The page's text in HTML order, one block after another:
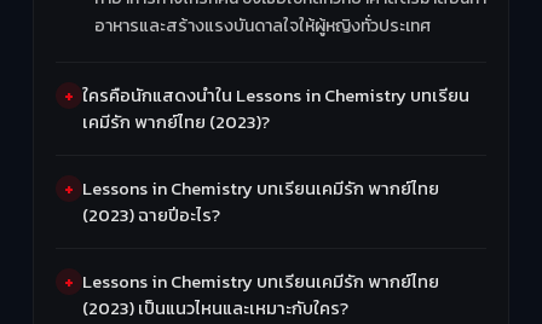
อาหารและสร้างแรงบันดาลใจให้ผู้หญิงทั่วประเทศ
ใครคือนักแสดงนำใน Lessons in Chemistry บทเรียน
เคมีรัก พากย์ไทย (2023)?
Lessons in Chemistry บทเรียนเคมีรัก พากย์ไทย
(2023) ฉายปีอะไร?
Lessons in Chemistry บทเรียนเคมีรัก พากย์ไทย
(2023) เป็นแนวไหนและเหมาะกับใคร?